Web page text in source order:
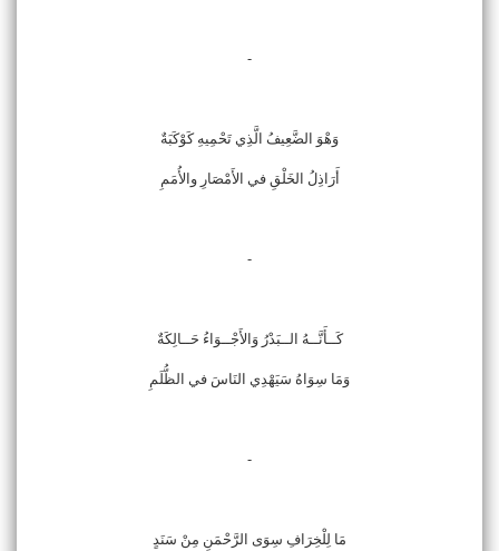
-
وَهْوَ الضَّعِيفُ الَّذِي تَحْمِيهِ كَوْكَبَةٌ
أَرَاذِلُ الخَلْقِ في الأَمْصَارِ والأُمَمِ
-
كَــأَنَّــهُ الــبَدْرُ وَالأَجْــوَاءُ حَــالِكَةٌ
وَمَا سِوَاهُ سَيَهْدِي النَاسَ في الظُّلَمِ
-
مَا لِلْخِرَافِ سِوَى الرَّحْمَنِ مِنْ سَنَدٍ